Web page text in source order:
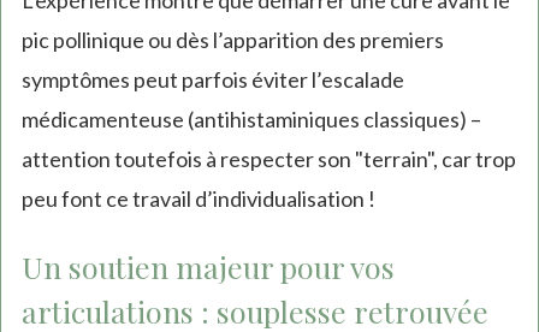
pic pollinique ou dès l’apparition des premiers
symptômes peut parfois éviter l’escalade
médicamenteuse (antihistaminiques classiques) –
attention toutefois à respecter son "terrain", car trop
peu font ce travail d’individualisation !
Un soutien majeur pour vos
articulations : souplesse retrouvée